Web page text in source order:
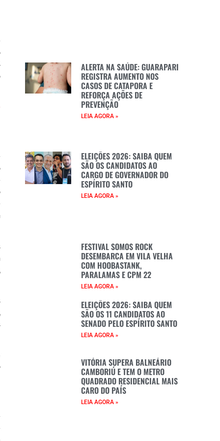
ALERTA NA SAÚDE: GUARAPARI
REGISTRA AUMENTO NOS
CASOS DE CATAPORA E
REFORÇA AÇÕES DE
PREVENÇÃO
LEIA AGORA »
ELEIÇÕES 2026: SAIBA QUEM
SÃO OS CANDIDATOS AO
CARGO DE GOVERNADOR DO
ESPÍRITO SANTO
LEIA AGORA »
FESTIVAL SOMOS ROCK
DESEMBARCA EM VILA VELHA
COM HOOBASTANK,
PARALAMAS E CPM 22
LEIA AGORA »
ELEIÇÕES 2026: SAIBA QUEM
SÃO OS 11 CANDIDATOS AO
SENADO PELO ESPÍRITO SANTO
LEIA AGORA »
VITÓRIA SUPERA BALNEÁRIO
CAMBORIÚ E TEM O METRO
QUADRADO RESIDENCIAL MAIS
CARO DO PAÍS
LEIA AGORA »